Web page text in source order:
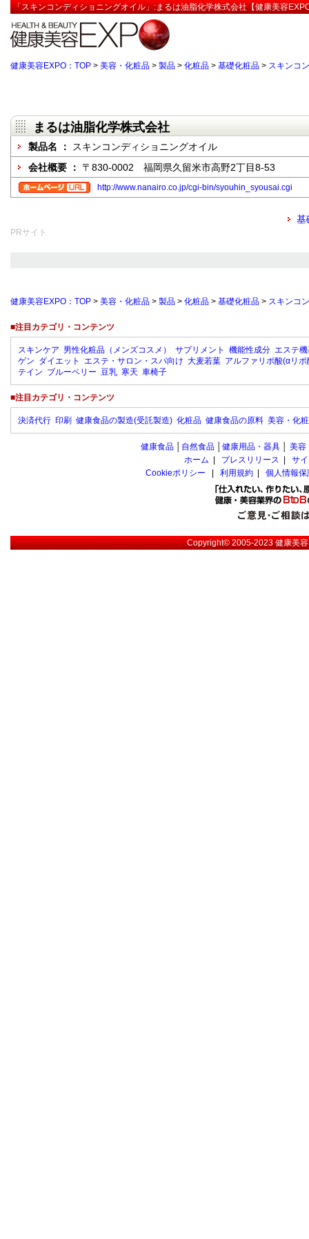
「スキンコンディショニングオイル」:まるは油脂化学株式会社【健康美容
健康美容EXPO：TOP > 美容・化粧品 > 製品 > 化粧品 > 基礎化粧品 > スキンコ
まるは油脂化学株式会社
製品名 ：
スキンコンディショニングオイル
会社概要 ： 〒830-0002 福岡県久留米市高野2丁目8-53
http://www.nanairo.co.jp/cgi-bin/syouhin_syousai.cgi
基
PRサイト
健康美容EXPO：TOP > 美容・化粧品 > 製品 > 化粧品 > 基礎化粧品 > スキンコ
■注目カテゴリ・コンテンツ
スキンケア 男性化粧品（メンズコスメ） サプリメント 機能性成分 エステ
ゲン ダイエット エステ・サロン・スパ向け 大麦若葉 アルファリポ酸(αリポ
テイン ブルーベリー 豆乳 寒天 車椅子
■注目カテゴリ・コンテンツ
決済代行 印刷 健康食品の製造(受託製造) 化粧品 健康食品の原料 美容・化
健康食品 自然食品 健康用品・器具 美容
ホーム
プレスリリース
サ
Cookieポリシー
利用規約 個人情報
Copyright© 2005-2023健康美